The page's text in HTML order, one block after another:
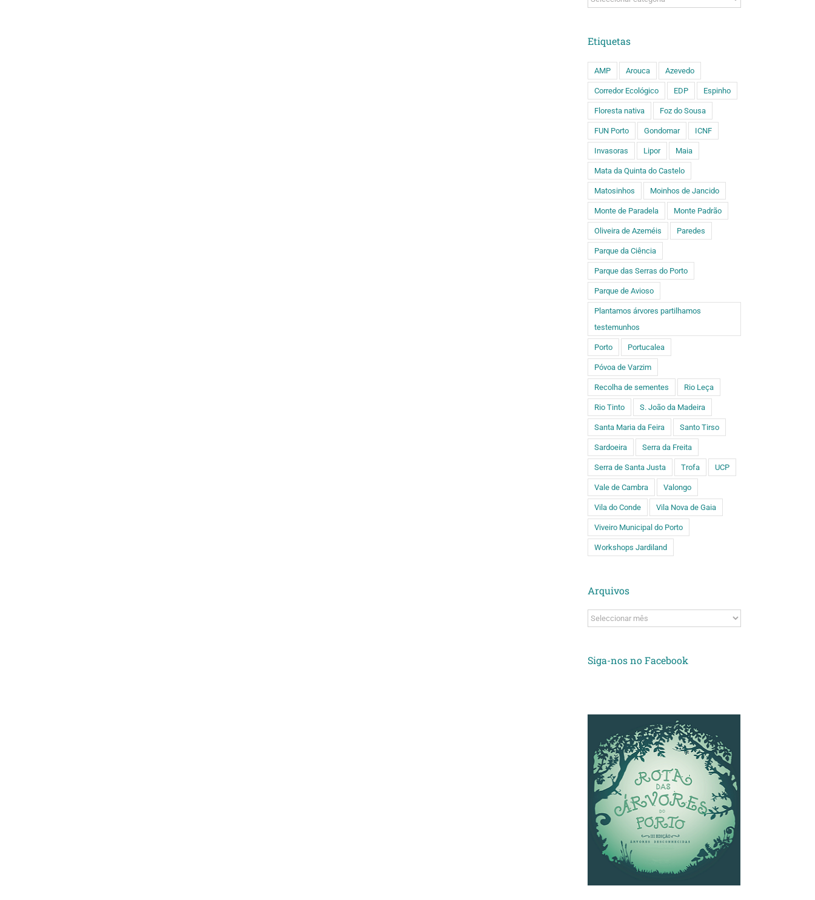
Etiquetas
AMP Arouca Azevedo
Corredor Ecológico EDP Espinho
Floresta nativa Foz do Sousa
FUN Porto Gondomar ICNF
Invasoras Lipor Maia
Mata da Quinta do Castelo
Matosinhos Moinhos de Jancido
Monte de Paradela Monte Padrão
Oliveira de Azeméis Paredes
Parque da Ciência
Parque das Serras do Porto
Parque de Avioso
Plantamos árvores partilhamos
testemunhos
Porto Portucalea
Póvoa de Varzim
Recolha de sementes Rio Leça
Rio Tinto S. João da Madeira
Santa Maria da Feira Santo Tirso
Sardoeira Serra da Freita
Serra de Santa Justa Trofa UCP
Vale de Cambra Valongo
Vila do Conde Vila Nova de Gaia
Viveiro Municipal do Porto
Workshops Jardiland
Arquivos
Arquivos
Siga-nos no Facebook